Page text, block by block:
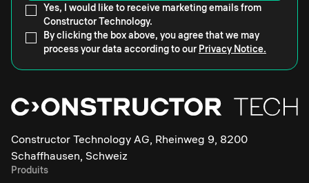
Yes, I would like to receive marketing emails from
Constructor Technology.
By clicking the box above, you agree that we may
process your data according to our Privacy Notice.
Constructor Technology AG, Rheinweg 9, 8200
Schaffhausen, Schweiz
Produits